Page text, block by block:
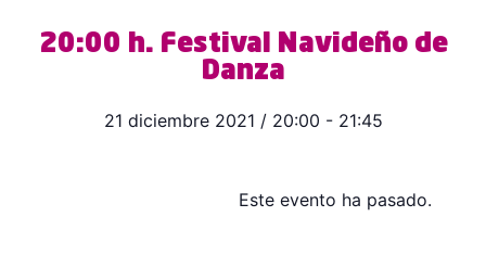
20:00 h. Festival Navideño de
Danza
21 diciembre 2021 / 20:00 - 21:45
Este evento ha pasado.